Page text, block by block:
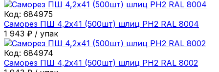
Код: 684975
Саморез ПШ 4,2х41 (500шт) шлиц PH2 RAL 8004
1 943 ₽ / упак
Код: 684974
Саморез ПШ 4,2х41 (500шт) шлиц PH2 RAL 8002